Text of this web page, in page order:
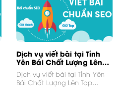
Dịch vụ viết bài tại Tỉnh
Yên Bái Chất Lượng Lên
Top Google
Dịch vụ viết bài tại Tỉnh Yên
Bái Chất Lượng Lên Top